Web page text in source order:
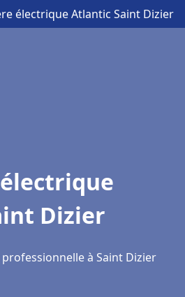
électrique Atlantic Saint Dizier
Dizier
à Saint Dizier